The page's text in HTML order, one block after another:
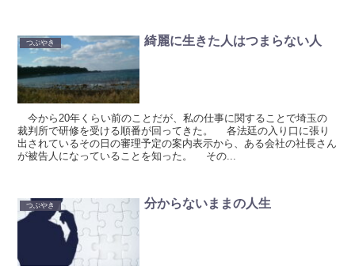
つぶやき 綺麗に生きた人はつまらない人
今から20年くらい前のことだが、私の仕事に関することで埼玉の
裁判所で研修を受ける順番が回ってきた。 各法廷の入り口に張り
出されているその日の審理予定の案内表示から、ある会社の社長さん
が被告人になっていることを知った。 その...
つぶやき 分からないままの人生